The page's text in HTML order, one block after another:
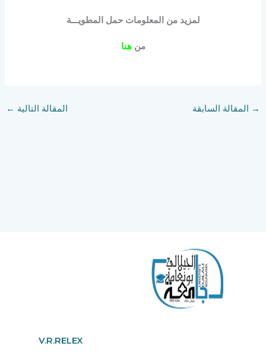
لمزيد من المعلومات حمل المطويـــة
منهنا
→ المقالة السابقة المقالة التالية ←
V.R.RELEX